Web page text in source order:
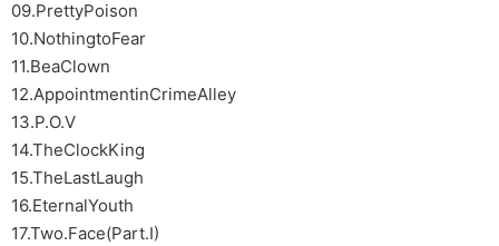
09.PrettyPoison
10.NothingtoFear
11.BeaClown
12.AppointmentinCrimeAlley
13.P.O.V
14.TheClockKing
15.TheLastLaugh
16.EternalYouth
17.Two.Face(Part.I)